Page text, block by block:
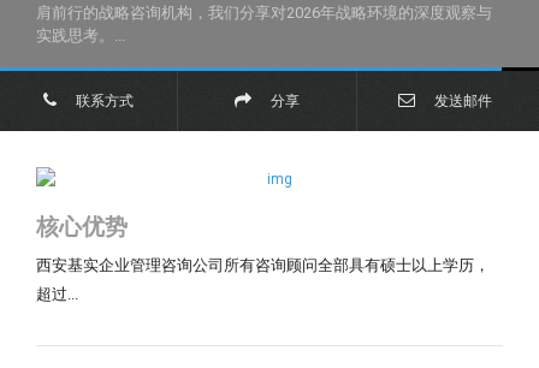
肩前行的战略咨询机构，我们分享对2026年战略环境的深度观察与
实践思考。...
联系方式 分享 发送邮件
核心优势
西安基实企业管理咨询公司所有咨询顾问全部具有硕士以上学历，
超过...